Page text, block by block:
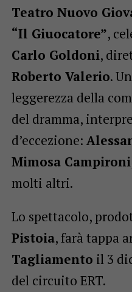
Teatro Nuovo
“Il Giuocatore”,
Carlo Goldoni,
Roberto Valerio.
leggerezza della
del dramma,
d’eccezione:
Mimosa Campironi
molti altri.
Lo spettacolo,
Pistoia, farà tappa
Tagliamento il 3
del circuito ERT.